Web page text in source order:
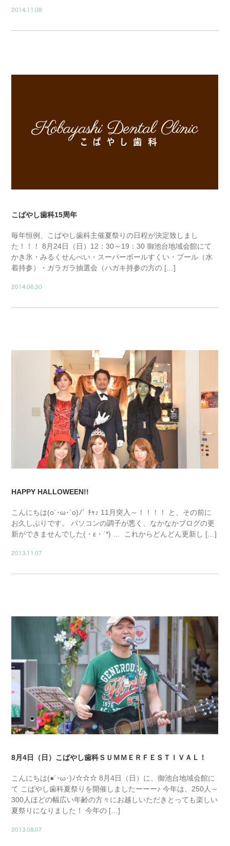
2014.11.08
こばやし歯科15周年
毎年恒例、こばやし歯科主催夏祭りの日程が決定致しまし
た！！！ 8月24日（日）12：30～19：30 御池台地域会館にて
かき氷・みるくせんべい・スーパーボールすくい・プール（水
着持参）・ガラガラ抽選会（ハガキ持参の方の […]
2014.06.30
HAPPY HALLOWEEN!!
こんにちは(o´･ω･`o)ﾉﾞ ﾁｬ♪ 11月突入～！！！！ と、その前に
お久しぶりです。 パソコンの調子が悪く、なかなかブログの更
新ができませんでした(・ε・`*) … これからどんどん更新し […]
2013.11.07
8月4日（日）こばやし歯科ＳＵＭＭＥＲＦＥＳＴＩＶＡＬ！
こんにちは(●´･ω･)ﾉ☆☆☆ 8月4日（日）に、御池台地域会館に
て こばやし歯科夏祭りを開催しましたーーー♪ 今年は、250人～
300人ほどの幅広い年齢の方々にお越しいただきとっても楽しい
夏祭りになりました！ 今年の […]
2013.08.07